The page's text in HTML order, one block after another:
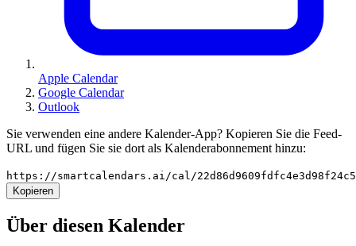
Apple Calendar
Google Calendar
Outlook
Sie verwenden eine andere Kalender-App? Kopieren Sie die Feed-
URL und fügen Sie sie dort als Kalenderabonnement hinzu:
https://smartcalendars.ai/cal/
Kopieren
Über diesen Kalender